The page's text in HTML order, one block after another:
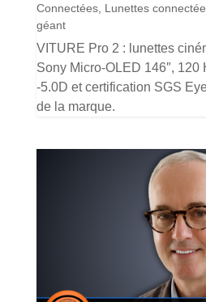
Connectées Lunettes
géant
VITURE Pro 2 : lunettes
Sony Micro-OLED 146″,
-5.0D et certification SGS
de la marque.